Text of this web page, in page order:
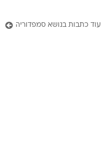
עוד כתבות בנושא סמפדוריה